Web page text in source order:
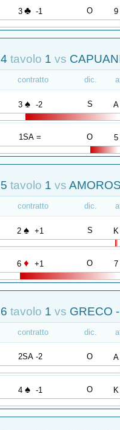
3 ♣ -1 O 9
4 tavolo 1 vs
contratto dic.
3 ♠ -2 S A
1SA = O 5
5 tavolo 1 vs
contratto dic.
2 ♠ +1 S K
6 ♦ +1 O 7
6 tavolo 1 vs GRECO
contratto dic.
2SA -2 O A
4 ♠ -1 O K